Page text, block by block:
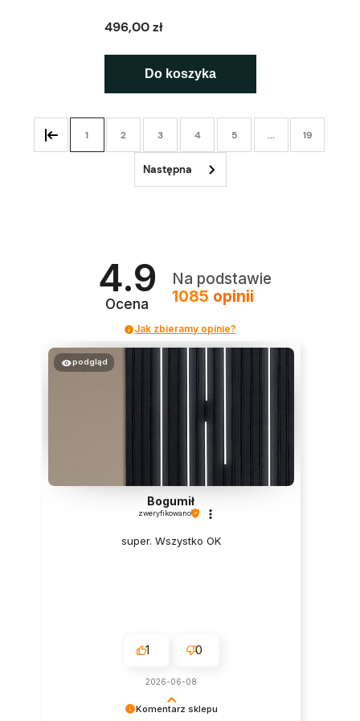
496,00 zł
Do koszyka
1 2 3 4 5 ... 19
4.9
Ocena
Na podstawie
1085 opinii
Jak zbieramy opinie?
Komentarz sklepu
podgląd
Bogumił
zweryfikowano
super. Wszystko OK
1 0
2026-06-08